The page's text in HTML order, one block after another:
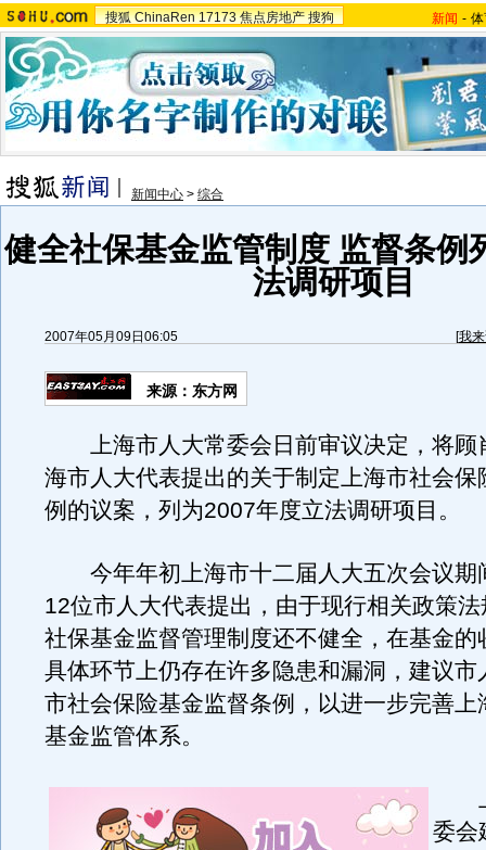
搜狐 ChinaRen 17173 焦点房地产 搜狗 新闻 -
新闻中心 > 综合
健全社保基金监管制度 监督条例
法调研项目
2007年05月09日06:05 [我
来源：东方网
上海市人大常委会日前审议决定，将顾
海市人大代表提出的关于制定上海市社会保
例的议案，列为2007年度立法调研项目。
今年年初上海市十二届人大五次会议期
12位市人大代表提出，由于现行相关政策
社保基金监督管理制度还不健全，在基金的
具体环节上仍存在许多隐患和漏洞，建议市
市社会保险基金监督条例，以进一步完善上
基金监管体系。
上
委会